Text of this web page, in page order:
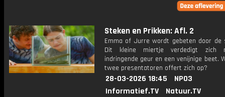
Steken en Prikken: Afl. 2
Emma of Jurre wordt gebeten door de
Dit kleine miertje verdedigt zich
indringende geur en een venijnige beet.
twee presentatoren offert zich op?
28-03-2026 18:45
NPO3
Informatief.TV
Natuur.TV